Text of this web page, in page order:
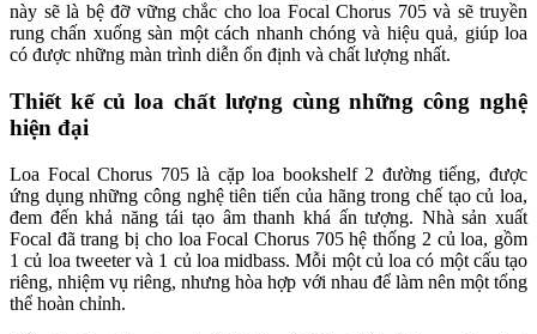
này sẽ là bệ đỡ vững chắc cho loa Focal Chorus 705 và sẽ truyền
rung chấn xuống sàn một cách nhanh chóng và hiệu quả, giúp loa
có được những màn trình diễn ổn định và chất lượng nhất.
Thiết kế củ loa chất lượng cùng những công nghệ
hiện đại
Loa Focal Chorus 705 là cặp loa bookshelf 2 đường tiếng, được
ứng dụng những công nghệ tiên tiến của hãng trong chế tạo củ loa,
đem đến khả năng tái tạo âm thanh khá ấn tượng. Nhà sản xuất
Focal đã trang bị cho loa Focal Chorus 705 hệ thống 2 củ loa, gồm
1 củ loa tweeter và 1 củ loa midbass. Mỗi một củ loa có một cấu tạo
riêng, nhiệm vụ riêng, nhưng hòa hợp với nhau để làm nên một tổng
thể hoàn chỉnh.